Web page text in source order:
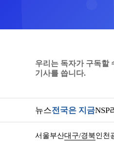
우리는 독자가 구독할
기사를 씁니다.
뉴스전국은 지금NSP
서울부산대구/경북인천